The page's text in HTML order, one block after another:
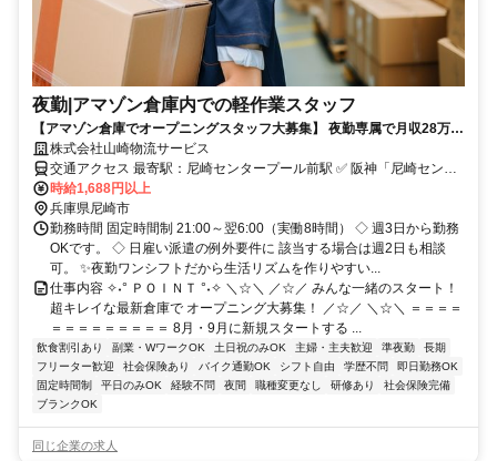
夜勤|アマゾン倉庫内での軽作業スタッフ
【アマゾン倉庫でオープニングスタッフ大募集】 夜勤専属で月収28万円
以上も可能。 週3日〜／WワークOK！冷暖房完備の最新倉庫でかんたん
軽作業。
株式会社山崎物流サービス
交通アクセス 最寄駅：尼崎センタープール前駅 ✅ 阪神「尼崎センタ
ープール前駅」 から徒歩約10分 ✅ 各駅から無料シャトルバスあり
（JR尼崎駅・阪急西宮北口駅・ JR三ノ宮駅から約30〜40分） ✅ 自
転車通勤・自動車通勤OK （バイク通勤は不可）
時給1,688円以上
兵庫県尼崎市
勤務時間 固定時間制 21:00～翌6:00（実働8時間） ◇ 週3日から勤務
OKです。 ◇ 日雇い派遣の例外要件に 該当する場合は週2日も相談
可。 ✨夜勤ワンシフトだから生活リズムを作りやすい...
仕事内容 ✧˖° ＰＯＩＮＴ °˖✧ ＼☆＼ ／☆／ みんな一緒のスタート！
超キレイな最新倉庫で オープニング大募集！ ／☆／ ＼☆＼ ＝＝＝＝
＝＝＝＝＝＝＝＝＝ 8月・9月に新規スタートする ...
飲食割引あり 副業・WワークOK 土日祝のみOK 主婦・主夫歓迎 準夜勤
長期
フリーター歓迎
社会保険あり バイク通勤OK シフト自由 学歴不問
即日勤務OK
固定時間制
平日のみOK 経験不問 夜間 職種変更なし 研修あり
社会保険完備
ブランクOK
同じ企業の求人